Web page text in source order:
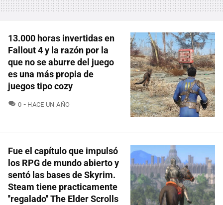
13.000 horas invertidas en
Fallout 4 y la razón por la
que no se aburre del juego
es una más propia de
juegos tipo cozy
0 COMENTARIOS
HACE UN AÑO
Fue el capítulo que impulsó
los RPG de mundo abierto y
sentó las bases de Skyrim.
Steam tiene practicamente
''regalado'' The Elder Scrolls